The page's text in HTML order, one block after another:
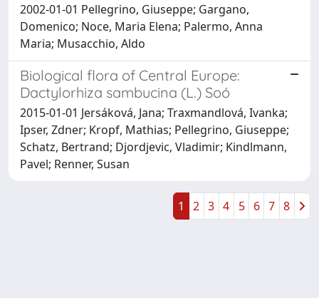
2002-01-01 Pellegrino, Giuseppe; Gargano,
Domenico; Noce, Maria Elena; Palermo, Anna
Maria; Musacchio, Aldo
Biological flora of Central Europe:
Dactylorhiza sambucina (L.) Soó
2015-01-01 Jersáková, Jana; Traxmandlová, Ivanka;
Ipser, Zdner; Kropf, Mathias; Pellegrino, Giuseppe;
Schatz, Bertrand; Djordjevic, Vladimir; Kindlmann,
Pavel; Renner, Susan
1 2 3 4 5 6 7 8